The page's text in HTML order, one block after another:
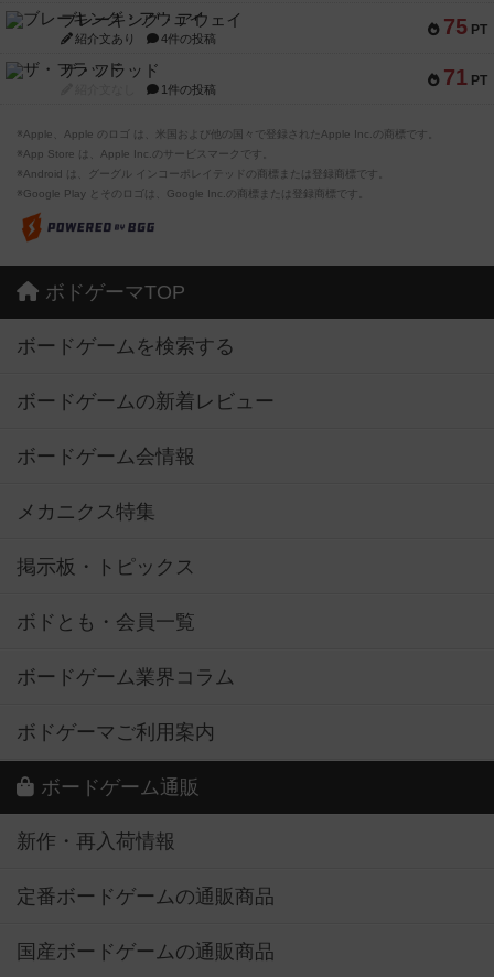
75 PT
ブレーキング・アウェイ
紹介文あり 4件の投稿
71 PT
ザ・フラッド
1件の投稿
※Apple、Apple のロゴ は、米国および他の国々で登録されたApple Inc.の商標です。
※App Store は、Apple Inc.のサービスマークです。
※Android は、グーグル インコーポレイテッドの商標または登録商標です。
※Google Play とそのロゴは、Google Inc.の商標または登録商標です。
ボドゲーマTOP
ボードゲームを検索する
ボードゲームの新着レビュー
ボードゲーム会情報
メカニクス特集
掲示板・トピックス
ボドとも・会員一覧
ボードゲーム業界コラム
ボドゲーマご利用案内
ボードゲーム通販
新作・再入荷情報
定番ボードゲームの通販商品
国産ボードゲームの通販商品